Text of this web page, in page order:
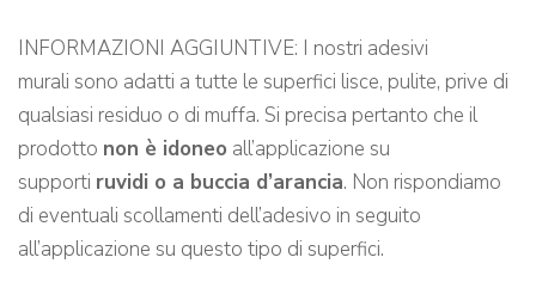
INFORMAZIONI AGGIUNTIVE: I nostri adesivi
murali sono adatti a tutte le superfici lisce, pulite, prive di
qualsiasi residuo o di muffa. Si precisa pertanto che il
prodotto non è idoneo all’applicazione su
supporti ruvidi o a buccia d’arancia. Non rispondiamo
di eventuali scollamenti dell’adesivo in seguito
all’applicazione su questo tipo di superfici.